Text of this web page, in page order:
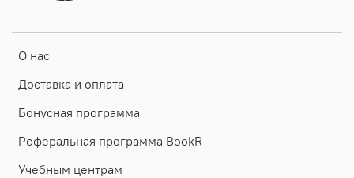
О нас
Доставка и оплата
Бонусная программа
Реферальная программа BookR
Учебным центрам